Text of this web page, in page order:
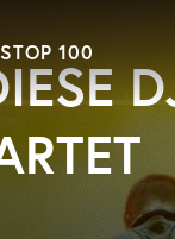
TOP 100